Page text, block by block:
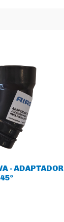
- ADAPTADOR
45º